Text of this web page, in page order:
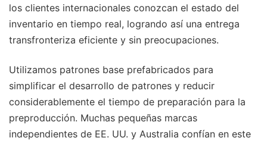
los clientes internacionales conozcan el estado del
inventario en tiempo real, logrando así una entrega
transfronteriza eficiente y sin preocupaciones.
Utilizamos patrones base prefabricados para
simplificar el desarrollo de patrones y reducir
considerablemente el tiempo de preparación para la
preproducción. Muchas pequeñas marcas
independientes de EE. UU. y Australia confían en este